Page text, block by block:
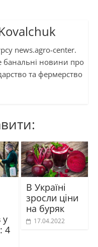
news.agro-center.
банальні новини про
та фермерство
у
4
В Україні
зросли ціни
на буряк
17.04.2022